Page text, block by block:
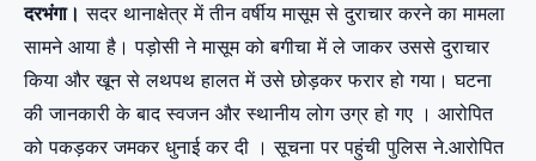
दरभंगा। सदर थानाक्षेत्र में तीन वर्षीय मासूम से दुराचार करने का मामला
सामने आया है। पड़ोसी ने मासूम को बगीचा में ले जाकर उससे दुराचार
किया और खून से लथपथ हालत में उसे छोड़कर फरार हो गया। घटना
की जानकारी के बाद स्वजन और स्थानीय लोग उग्र हो गए । आरोपित
को पकड़कर जमकर धुनाई कर दी । सूचना पर पहुंची पुलिस ने.आरोपित